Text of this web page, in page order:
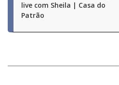
live com Sheila | Casa do
Patrão